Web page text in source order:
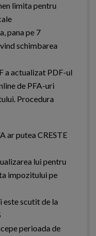
limita pentru
pana pe 7
schimbarea
a actualizat PDF-ul
de PFA-uri
Procedura
ar putea CRESTE
lui pentru
impozitului pe
este scutit de la
perioada de